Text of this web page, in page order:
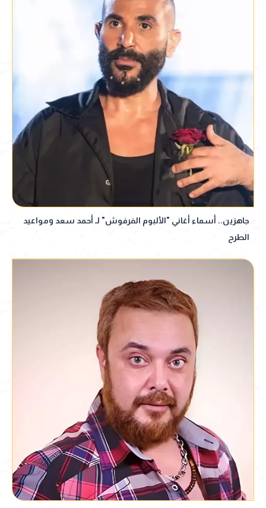
جاهزين.. أسماء أغاني "الألبوم الفرفوش" لـ أحمد سعد ومواعيد
الطرح